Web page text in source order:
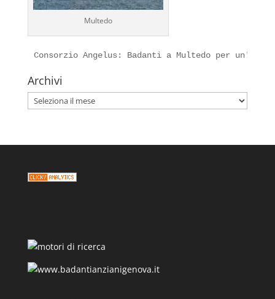
Multedo
Consorzio Angelus: Badanti a Multedo per
Archivi
Archivi